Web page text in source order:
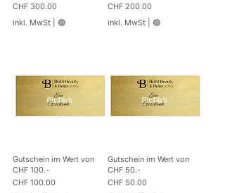
Preis
CHF 300.00
inkl. MwSt
🟢
Preis
CHF 200.00
inkl. MwSt
🟢
Gutschein im Wert von
CHF 100.-
Preis
CHF 100.00
Gutschein im Wert von
CHF 50.-
Preis
CHF 50.00